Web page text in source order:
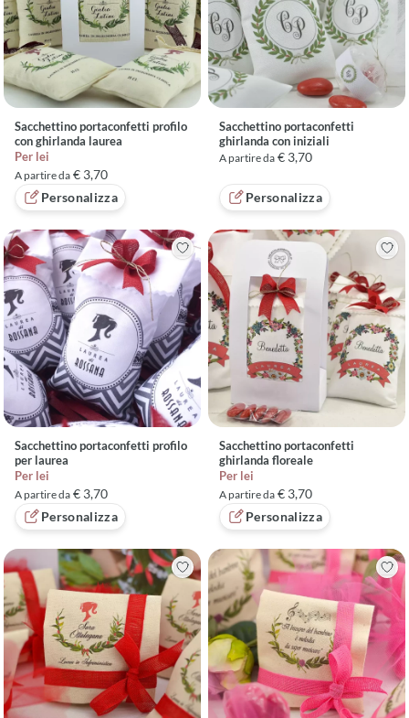
Sacchettino portaconfetti profilo
con ghirlanda laurea
Per lei
A partire da € 3,70
Personalizza
Sacchettino portaconfetti
ghirlanda con iniziali
A partire da € 3,70
Personalizza
Sacchettino portaconfetti profilo
per laurea
Per lei
A partire da € 3,70
Personalizza
Sacchettino portaconfetti
ghirlanda floreale
Per lei
A partire da € 3,70
Personalizza